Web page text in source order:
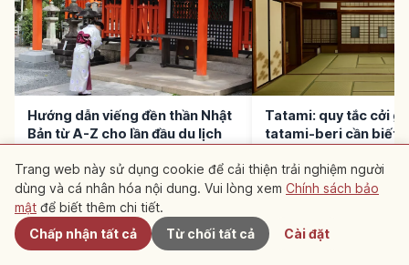
Hướng dẫn viếng đền thần Nhật
Bản từ A-Z cho lần đầu du lịch
Tatami: quy tắc cởi
tatami-beri cần biết
ĐỌC TIẾP →
Gần đây
Trang web này sử dụng cookie để cải thiện trải nghiệm người
dùng và cá nhân hóa nội dung. Vui lòng xem Chính sách bảo
mật để biết thêm chi tiết.
Chấp nhận tất cả
Từ chối tất cả Cài đặt